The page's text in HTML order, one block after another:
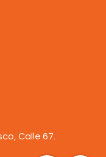
Calle 67